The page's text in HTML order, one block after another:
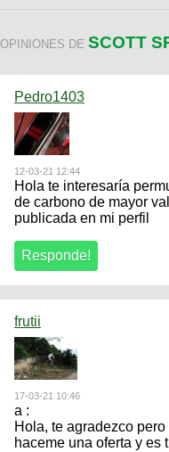
OPINIONES DE SCOTT
Pedro1403
12-03-21 12:44
Hola te interesaría
de carbono de mayor
publicada en mi perfil
frutii
17-03-21 10:46
a :
Hola, te agradezco
haceme una oferta y es